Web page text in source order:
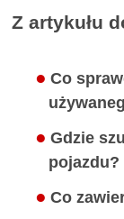
Z artykułu
Co
Gdzie
pojazdu?
Co